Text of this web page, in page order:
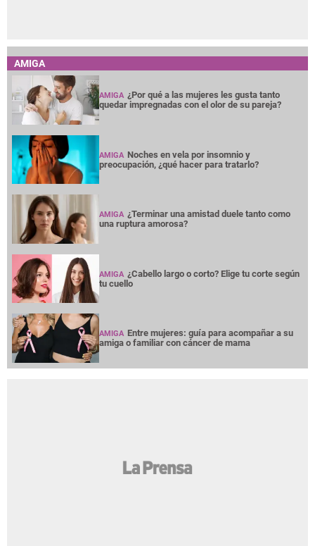
AMIGA
AMIGA ¿Por qué a las mujeres les gusta tanto
quedar impregnadas con el olor de su pareja?
AMIGA Noches en vela por insomnio y
preocupación, ¿qué hacer para tratarlo?
AMIGA ¿Terminar una amistad duele tanto como
una ruptura amorosa?
AMIGA ¿Cabello largo o corto? Elige tu corte según
tu cuello
AMIGA Entre mujeres: guía para acompañar a su
amiga o familiar con cáncer de mama